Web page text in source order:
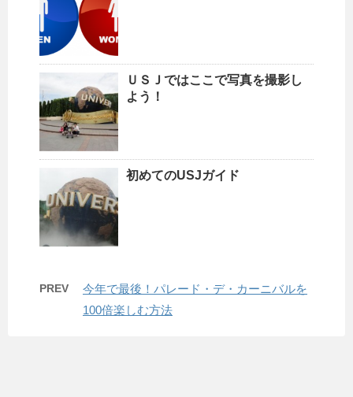
ＵＳＪではここで写真を撮影し
よう！
初めてのUSJガイド
PREV
今年で最後！パレード・デ・カーニバルを
100倍楽しむ方法